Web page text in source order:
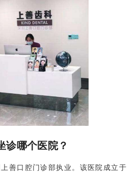
诊哪个医院？
善口腔门诊部执业。该医院成立于